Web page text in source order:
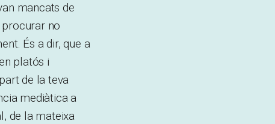
mancats de
no
És a dir, que a
platós i
de la teva
mediàtica a
de la mateixa